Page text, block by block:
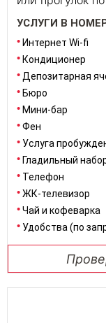
УСЛУГИ В
Интернет Wi-fi
Кондиционер
Депозитарная
Бюро
Мини-бар
Фен
Услуга
Гладильный
Телефон
ЖК-телевизор
Чай и кофеварка
Удобства (по